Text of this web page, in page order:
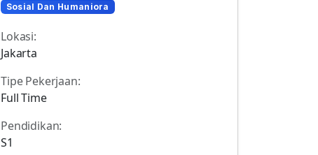
Sosial Dan Humaniora
Lokasi:
Jakarta
Tipe Pekerjaan:
Full Time
Pendidikan:
S1